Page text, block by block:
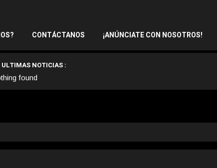
CONTÁCTANOS ¡ANÚNCIATE CON NOSOTROS!
ULTIMAS NOTICIAS :
found